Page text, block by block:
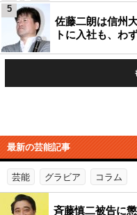
佐藤二朗は信州
トに入社も、わ
5
最新の芸能記事
芸能 グラビア コラム
斉藤慎二被告に